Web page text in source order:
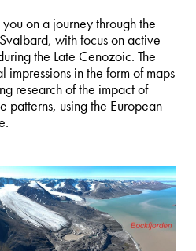
on a journey through the
with focus on active
the Late Cenozoic. The
in the form of maps
research of the impact of
patterns, using the European